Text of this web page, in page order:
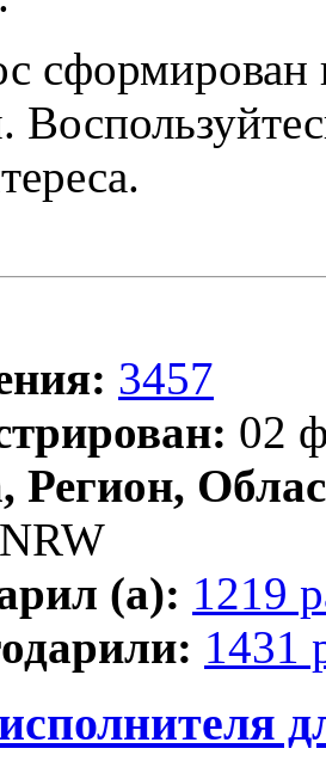
сформирован
3457
02
Регион,
NRW
(а): 1219
1431